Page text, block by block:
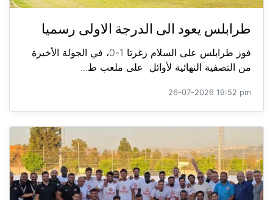
طرابلس يعود الى الدرجة الاولى رسميا
فوز طرابلس على السلام زغرتا 1-0، في الجولة الأخيرة
من التصفية النهائية لأوائل على ملعب ط...
26-07-2026 19:52 pm